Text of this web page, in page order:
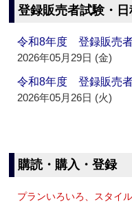
登録販売者試験・
令和8年度 登録販売
2026年05月29日 (金)
令和8年度 登録販売
2026年05月26日 (火)
購読・購入・登録
プランいろいろ、スタイ